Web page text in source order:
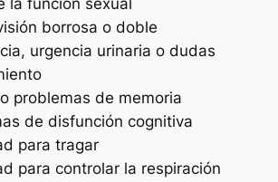
la función sexual
borrosa o doble
urgencia urinaria o dudas
problemas de memoria
de disfunción cognitiva
para tragar
para controlar la respiración